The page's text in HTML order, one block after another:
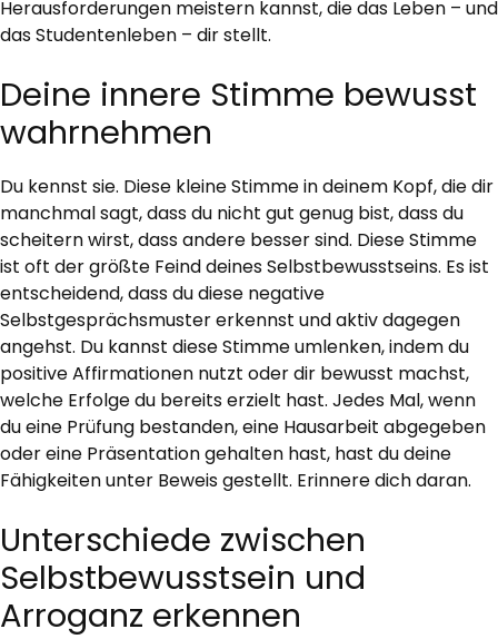
Herausforderungen meistern kannst, die das Leben – und
das Studentenleben – dir stellt.
Deine innere Stimme bewusst
wahrnehmen
Du kennst sie. Diese kleine Stimme in deinem Kopf, die dir
manchmal sagt, dass du nicht gut genug bist, dass du
scheitern wirst, dass andere besser sind. Diese Stimme
ist oft der größte Feind deines Selbstbewusstseins. Es ist
entscheidend, dass du diese negative
Selbstgesprächsmuster erkennst und aktiv dagegen
angehst. Du kannst diese Stimme umlenken, indem du
positive Affirmationen nutzt oder dir bewusst machst,
welche Erfolge du bereits erzielt hast. Jedes Mal, wenn
du eine Prüfung bestanden, eine Hausarbeit abgegeben
oder eine Präsentation gehalten hast, hast du deine
Fähigkeiten unter Beweis gestellt. Erinnere dich daran.
Unterschiede zwischen
Selbstbewusstsein und
Arroganz erkennen